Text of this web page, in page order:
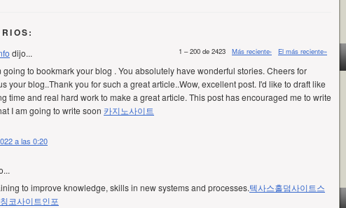
1 – 200 de 2423 Más reciente› El más reciente»
dijo...
going to bookmark your blog . You absolutely have wonderful stories. Cheers for
your blog..Thank you for such a great article..Wow, excellent post. I'd like to draft like
time and real hard work to make a great article. This post has encouraged me to write
I am going to write soon 카지노사이트
a las 0:20
to improve knowledge, skills in new systems and processes.텍사스홀덤사이트스
코사이트인포